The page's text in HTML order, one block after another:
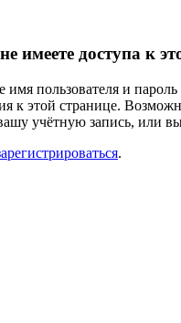
имеете доступа к
пользователя и
к этой странице.
учётную запись, или
.